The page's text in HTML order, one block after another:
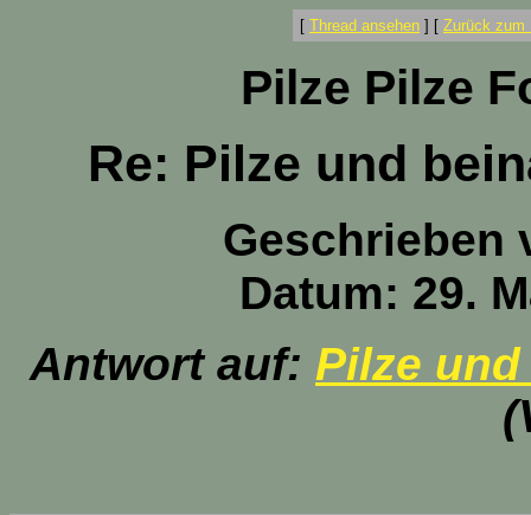
[ Thread ansehen ] [ Zurück zum
Pilze Pilze
Re: Pilze und
Geschrieben
Datum: 29.
Antwort auf: Pilze